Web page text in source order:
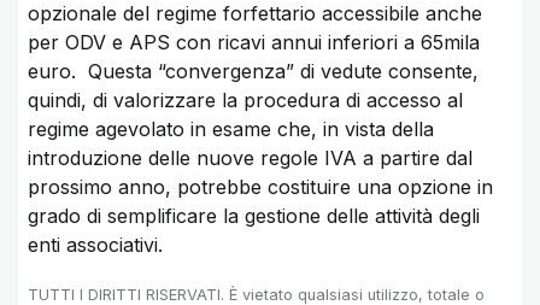
opzionale del regime forfettario accessibile anche
per ODV e APS con ricavi annui inferiori a 65mila
euro. Questa “convergenza” di vedute consente,
quindi, di valorizzare la procedura di accesso al
regime agevolato in esame che, in vista della
introduzione delle nuove regole IVA a partire dal
prossimo anno, potrebbe costituire una opzione in
grado di semplificare la gestione delle attività degli
enti associativi.
TUTTI I DIRITTI RISERVATI. È vietato qualsiasi utilizzo, totale o